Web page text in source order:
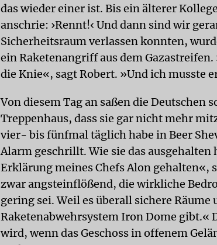
das wieder einer ist. Bis ein älterer
anschrie: ›Rennt!‹ Und dann sind wir
Sicherheitsraum verlassen konnten,
ein Raketenangriff aus dem
die Knie«, sagt Robert. »Und ich musste
Von diesem Tag an saßen die Deutschen
Treppenhaus, dass sie gar nicht mehr
vier- bis fünfmal täglich habe in Beer
Alarm geschrillt. Wie sie das ausgehalten
Erklärung meines Chefs Alon gehalten«,
zwar angsteinflößend, die wirkliche
gering sei. Weil es überall sichere Räume
Raketenabwehrsystem Iron Dome gibt.«
wird, wenn das Geschoss in offenem